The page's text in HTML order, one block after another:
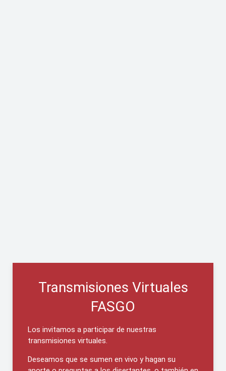
Transmisiones Virtuales
FASGO
Los invitamos a participar de nuestras
transmisiones virtuales.
Deseamos que se sumen en vivo y hagan su